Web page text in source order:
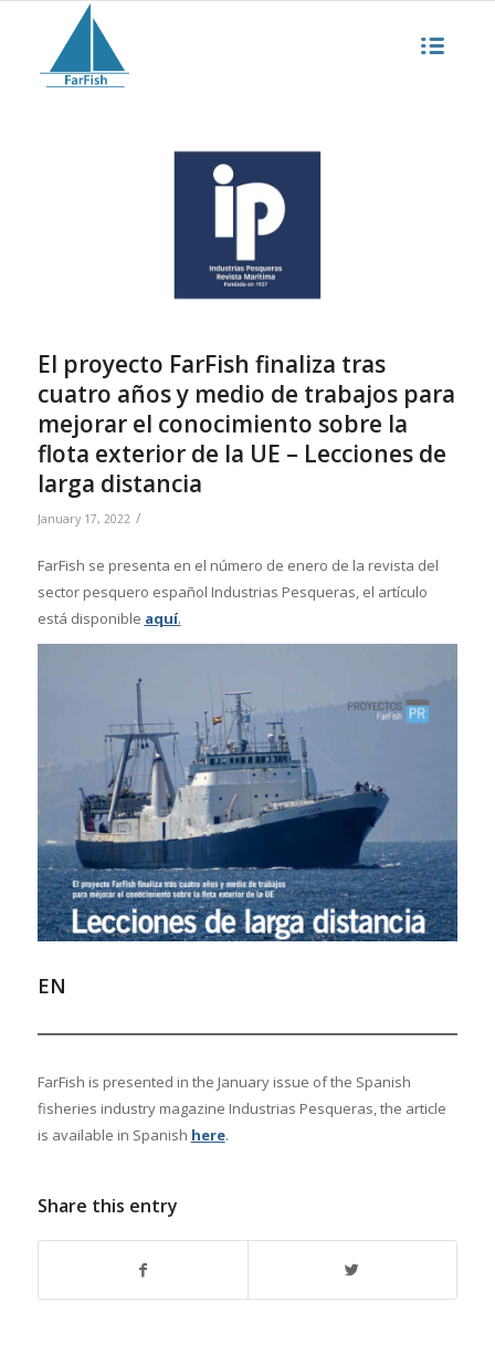
El proyecto FarFish finaliza tras
cuatro años y medio de trabajos para
mejorar el conocimiento sobre la
flota exterior de la UE – Lecciones de
larga distancia
January 17, 2022 /
FarFish se presenta en el número de enero de la revista del
sector pesquero español Industrias Pesqueras, el artículo
está disponible aquí.
EN
FarFish is presented in the January issue of the Spanish
fisheries industry magazine Industrias Pesqueras, the article
is available in Spanish here.
Share this entry